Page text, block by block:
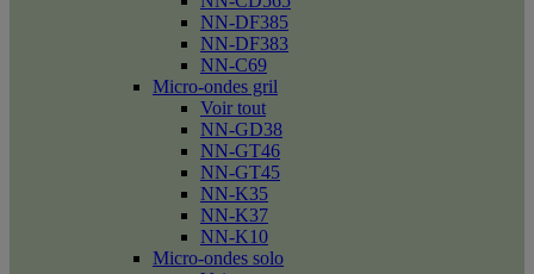
NN-DF385
NN-DF383
NN-C69
Micro-ondes gril
Voir tout
NN-GD38
NN-GT46
NN-GT45
NN-K35
NN-K37
NN-K10
Micro-ondes solo